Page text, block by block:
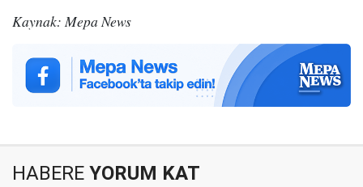
Kaynak: Mepa News
HABERE YORUM KAT